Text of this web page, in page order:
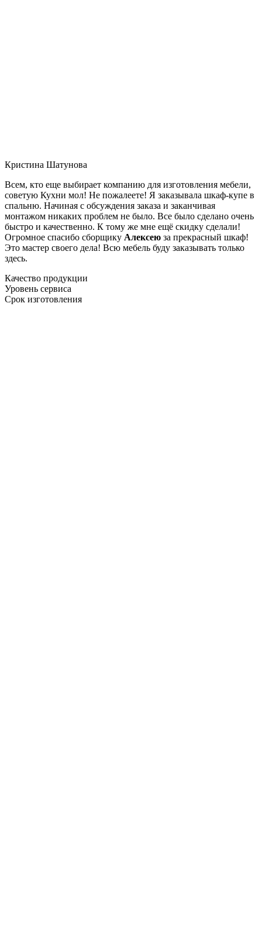
Кристина Шатунова
Всем, кто еще выбирает компанию для изготовления мебели,
советую Кухни мол! Не пожалеете! Я заказывала шкаф-купе в
спальню. Начиная с обсуждения заказа и заканчивая
монтажом никаких проблем не было. Все было сделано очень
быстро и качественно. К тому же мне ещё скидку сделали!
Огромное спасибо сборщику Алексею за прекрасный шкаф!
Это мастер своего дела! Всю мебель буду заказывать только
здесь.
Качество продукции
Уровень сервиса
Срок изготовления